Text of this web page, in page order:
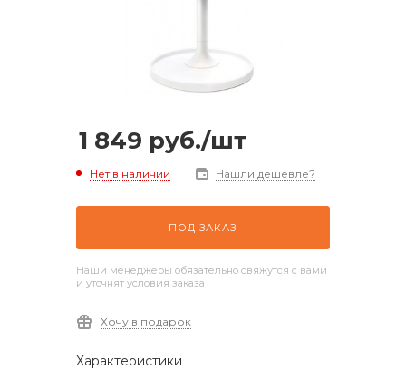
1 849 руб./шт
Нет в наличии Нашли дешевле?
ПОД ЗАКАЗ
Наши менеджеры обязательно свяжутся с вами
и уточнят условия заказа
Хочу в подарок
Характеристики